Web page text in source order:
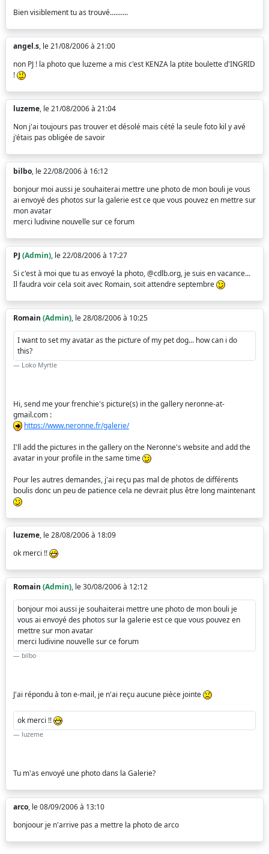
Bien visiblement tu as trouvé..........
angel.s, le 21/08/2006 à 21:00
non PJ ! la photo que luzeme a mis c'est KENZA la ptite boulette d'INGRID
!
luzeme, le 21/08/2006 à 21:04
Non j'ai toujours pas trouver et désolé mais cété la seule foto kil y avé
j'étais pas obligée de savoir
bilbo, le 22/08/2006 à 16:12
bonjour moi aussi je souhaiterai mettre une photo de mon bouli je vous
ai envoyé des photos sur la galerie est ce que vous pouvez en mettre sur
mon avatar
merci ludivine nouvelle sur ce forum
PJ (Admin), le 22/08/2006 à 17:27
Si c'est à moi que tu as envoyé la photo, @cdlb.org, je suis en vacance...
Il faudra voir cela soit avec Romain, soit attendre septembre
Romain (Admin), le 28/08/2006 à 10:25
I want to set my avatar as the picture of my pet dog... how can i do
this?
Loko Myrtle
Hi, send me your frenchie's picture(s) in the gallery neronne-at-
gmail.com :
https://www.neronne.fr/galerie/
I'll add the pictures in the gallery on the Neronne's website and add the
avatar in your profile in the same time
Pour les autres demandes, j'ai reçu pas mal de photos de différents
boulis donc un peu de patience cela ne devrait plus être long maintenant
luzeme, le 28/08/2006 à 18:09
ok merci !!
Romain (Admin), le 30/08/2006 à 12:12
bonjour moi aussi je souhaiterai mettre une photo de mon bouli je
vous ai envoyé des photos sur la galerie est ce que vous pouvez en
mettre sur mon avatar
merci ludivine nouvelle sur ce forum
bilbo
J'ai répondu à ton e-mail, je n'ai reçu aucune pièce jointe
ok merci !!
luzeme
Tu m'as envoyé une photo dans la Galerie?
arco, le 08/09/2006 à 13:10
bonjoour je n'arrive pas a mettre la photo de arco